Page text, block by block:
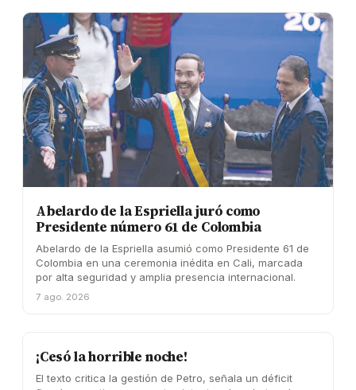
Abelardo de la Espriella juró como
Presidente número 61 de Colombia
Abelardo de la Espriella asumió como Presidente 61 de
Colombia en una ceremonia inédita en Cali, marcada
por alta seguridad y amplia presencia internacional.
7 ago. 2026
¡Cesó la horrible noche!
El texto critica la gestión de Petro, señala un déficit